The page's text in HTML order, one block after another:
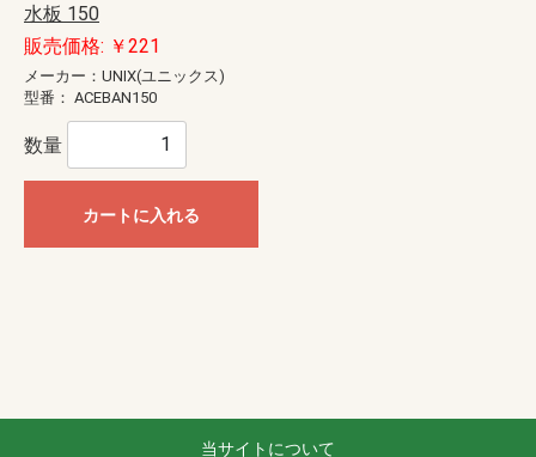
水板 150
販売価格: ￥221
メーカー：UNIX(ユニックス)
型番： ACEBAN150
数量
カートに入れる
当サイトについて